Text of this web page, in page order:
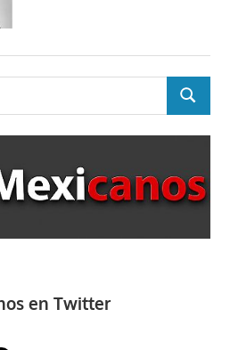
BUSCAR
en Twitter